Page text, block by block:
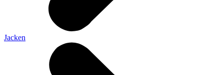
Jacken